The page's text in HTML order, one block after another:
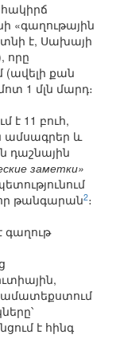
«գաղութային
է, Սախայի
որը
քան
1 մլն մարդ։
է 11 բուհ,
ամսագրեր և
դաշնային
заметки»
թանգարան2։
գաղութ
է հինգ